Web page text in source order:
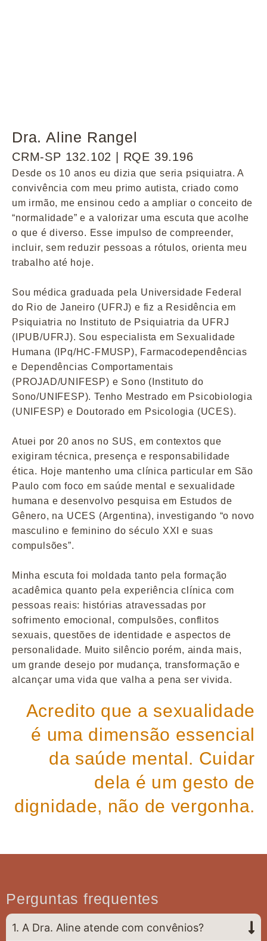
Dra. Aline Rangel
CRM-SP 132.102 | RQE 39.196
Desde os 10 anos eu dizia que seria psiquiatra. A
convivência com meu primo autista, criado como
um irmão, me ensinou cedo a ampliar o conceito de
“normalidade” e a valorizar uma escuta que acolhe
o que é diverso. Esse impulso de compreender,
incluir, sem reduzir pessoas a rótulos, orienta meu
trabalho até hoje.
Sou médica graduada pela Universidade Federal
do Rio de Janeiro (UFRJ) e fiz a Residência em
Psiquiatria no Instituto de Psiquiatria da UFRJ
(IPUB/UFRJ). Sou especialista em Sexualidade
Humana (IPq/HC-FMUSP), Farmacodependências
e Dependências Comportamentais
(PROJAD/UNIFESP) e Sono (Instituto do
Sono/UNIFESP). Tenho Mestrado em Psicobiologia
(UNIFESP) e Doutorado em Psicologia (UCES).
Atuei por 20 anos no SUS, em contextos que
exigiram técnica, presença e responsabilidade
ética. Hoje mantenho uma clínica particular em São
Paulo com foco em saúde mental e sexualidade
humana e desenvolvo pesquisa em Estudos de
Gênero, na UCES (Argentina), investigando “o novo
masculino e feminino do século XXI e suas
compulsões”.
Minha escuta foi moldada tanto pela formação
acadêmica quanto pela experiência clínica com
pessoas reais: histórias atravessadas por
sofrimento emocional, compulsões, conflitos
sexuais, questões de identidade e aspectos de
personalidade. Muito silêncio porém, ainda mais,
um grande desejo por mudança, transformação e
alcançar uma vida que valha a pena ser vivida.
Acredito que a sexualidade
é uma dimensão essencial
da saúde mental. Cuidar
dela é um gesto de
dignidade, não de vergonha.
Perguntas frequentes
1. A Dra. Aline atende com convênios?